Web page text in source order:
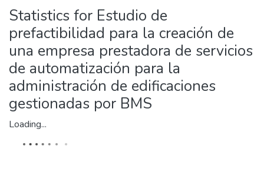
All of DSpace
Statistics for Estudio de
prefactibilidad para la creación de
una empresa prestadora de servicios
de automatización para la
administración de edificaciones
gestionadas por BMS
Loading...